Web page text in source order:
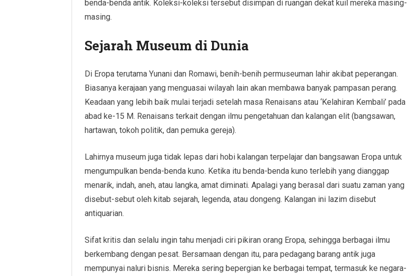
benda-benda antik. Koleksi-koleksi tersebut disimpan di ruangan dekat kuil mereka masing-
masing.
Sejarah Museum di Dunia
Di Eropa terutama Yunani dan Romawi, benih-benih permuseuman lahir akibat peperangan.
Biasanya kerajaan yang menguasai wilayah lain akan membawa banyak pampasan perang.
Keadaan yang lebih baik mulai terjadi setelah masa Renaisans atau ‘Kelahiran Kembali’ pada
abad ke-15 M. Renaisans terkait dengan ilmu pengetahuan dan kalangan elit (bangsawan,
hartawan, tokoh politik, dan pemuka gereja).
Lahirnya museum juga tidak lepas dari hobi kalangan terpelajar dan bangsawan Eropa untuk
mengumpulkan benda-benda kuno. Ketika itu benda-benda kuno terlebih yang dianggap
menarik, indah, aneh, atau langka, amat diminati. Apalagi yang berasal dari suatu zaman yang
disebut-sebut oleh kitab sejarah, legenda, atau dongeng. Kalangan ini lazim disebut
antiquarian.
Sifat kritis dan selalu ingin tahu menjadi ciri pikiran orang Eropa, sehingga berbagai ilmu
berkembang dengan pesat. Bersamaan dengan itu, para pedagang barang antik juga
mempunyai naluri bisnis. Mereka sering bepergian ke berbagai tempat, termasuk ke negara-